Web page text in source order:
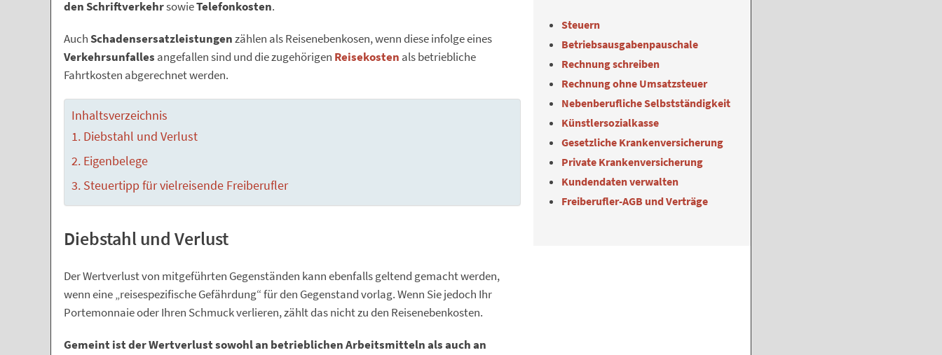
den SchriftverkehrsowieTelefonkosten.
AuchSchadensersatzleistungenzählen als Reisenebenkosen, wenn diese infolge eines
Verkehrsunfalles angefallen sind und die zugehörigen Reisekosten als betriebliche
Fahrtkosten abgerechnet werden.
Inhaltsverzeichnis
Diebstahl und Verlust
Eigenbelege
Steuertipp für vielreisende Freiberufler
Diebstahl und Verlust
Der Wertverlust von mitgeführten Gegenständen kann ebenfalls geltend gemacht werden,
wenn eine „reisespezifische Gefährdung“ für den Gegenstand vorlag. Wenn Sie jedoch Ihr
Portemonnaie oder Ihren Schmuck verlieren, zählt das nicht zu den Reisenebenkosten.
Gemeint ist der Wertverlust sowohl an betrieblichen Arbeitsmitteln als auch an
Steuern
Betriebsausgabenpauschale
Rechnung schreiben
Rechnung ohne Umsatzsteuer
Nebenberufliche Selbstständigkeit
Künstlersozialkasse
Gesetzliche Krankenversicherung
Private Krankenversicherung
Kundendaten verwalten
Freiberufler-AGB und Verträge